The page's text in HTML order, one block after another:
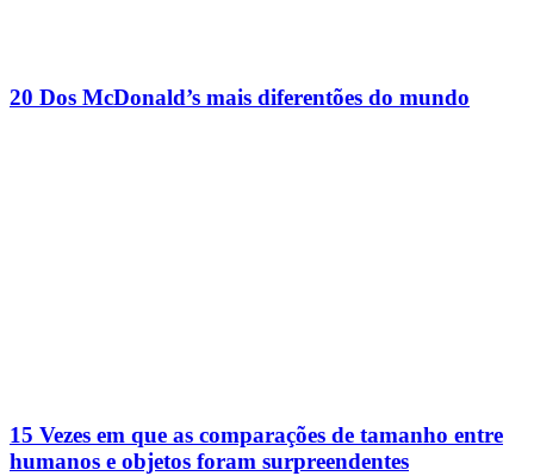
20 Dos McDonald’s mais diferentões do mundo
15 Vezes em que as comparações de tamanho entre
humanos e objetos foram surpreendentes